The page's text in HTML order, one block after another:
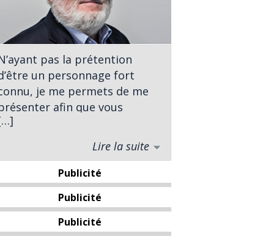
pas la prétention
un personnage fort
je me permets de me
afin que vous
à qui vous avez affaire.
Né à St-Georges, j’ai complété
études universitaires en
politiques à
l’Université Laval. À titre
politique j’ai
ma carrière
Lire la suite
Publicité
Publicité
Publicité